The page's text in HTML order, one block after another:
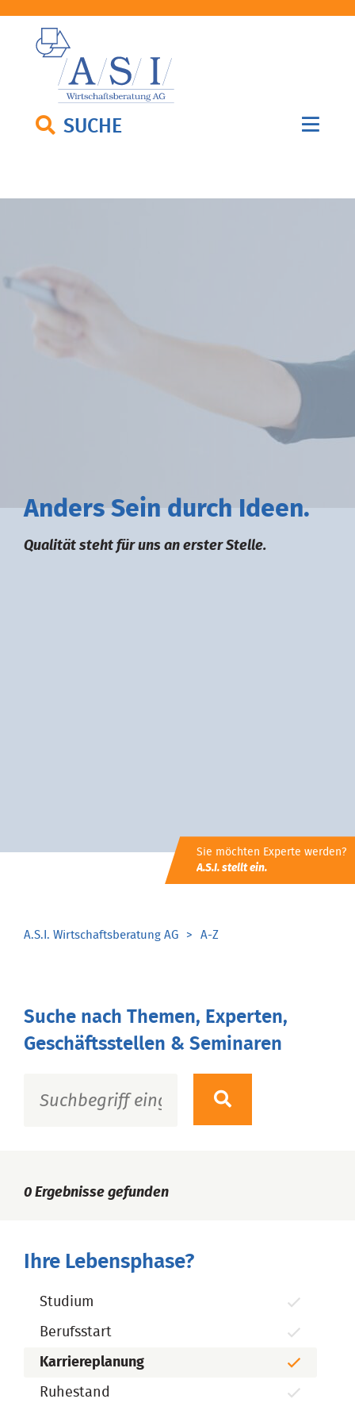
SUCHE
Anders Sein durch deen.
Qualität steht für uns an erster Stelle.
Sie möchten Experte werden?
A.S.I. stellt ein.
A.S.I. Wirtschaftsberatung AG A-Z
Suche nach Themen, Experten,
Geschäftsstellen & Seminaren
0 Ergebnisse gefunden
Ihre Lebensphase?
Studium
Berufsstart
Karriereplanung
Ruhestand